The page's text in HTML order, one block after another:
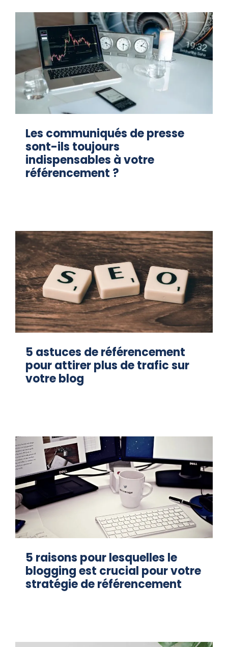
Les communiqués de presse
sont-ils toujours
indispensables à votre
référencement ?
5 astuces de référencement
pour attirer plus de trafic sur
votre blog
5 raisons pour lesquelles le
blogging est crucial pour votre
stratégie de référencement